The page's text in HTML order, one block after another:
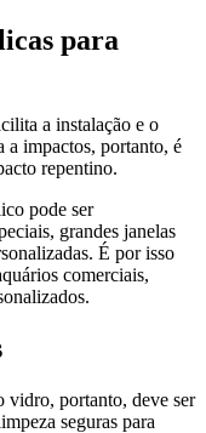
para
a instalação e o
a impactos, portanto, é
repentino.
pode ser
grandes janelas
É por isso
comerciais,
vidro, portanto, deve ser
seguras para